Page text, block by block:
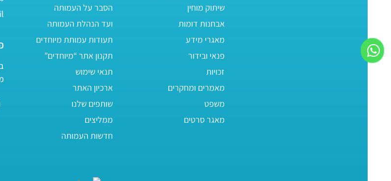
שיתוק מוחין
אבחנות דומות
מאגרי מידע
פנאי ובידור
זכויות
מאמרים ומחקרים
משפט
מאגר סרטים
הסבר על העמותה
ועד הנהלת העמותה
תעודות עמותת מיוחדים
תקנון אתר “מיוחדים”
תנאי שימוש
ארכיון האתר
שותפים שלנו
ממליצים
חדשות העמותה